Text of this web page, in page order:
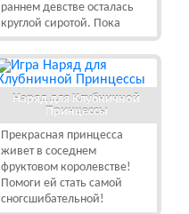
раннем девстве осталась
круглой сиротой. Пока
Наряд для Клубничной
Принцессы
Прекрасная принцесса
живет в соседнем
фруктовом королевстве!
Помоги ей стать самой
сногсшибательной!